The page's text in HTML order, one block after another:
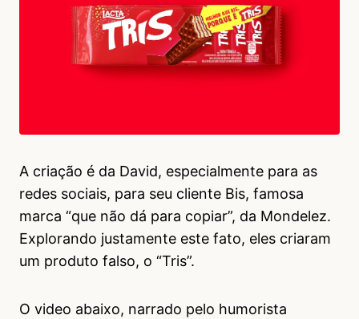
A criação é da David, especialmente para as
redes sociais, para seu cliente Bis, famosa
marca “que não dá para copiar”, da Mondelez.
Explorando justamente este fato, eles criaram
um produto falso, o “Tris”.
O video abaixo, narrado pelo humorista